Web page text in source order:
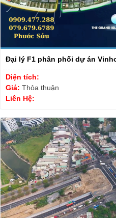
Đại lý F1 phân phối dự án
Diện tích:
Giá: Thỏa thuận
Liên Hệ: